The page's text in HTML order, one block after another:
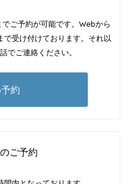
ご予約が可能です。Webから
で受け付けております。それ以
でご連絡ください。
約
ご予約